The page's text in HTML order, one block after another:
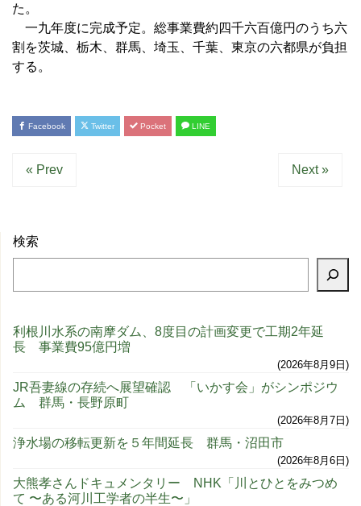
た。
一九年度に完成予定。総事業費約四千六百億円のうち六
割を茨城、栃木、群馬、埼玉、千葉、東京の六都県が負担
する。
Facebook Twitter Pocket LINE
« Prev Next »
検索
利根川水系の南摩ダム、8度目の計画変更で工期2年延
長 事業費95億円増
2026年8月9日
JR吾妻線の存続へ展望確認 「いかす会」がシンポジウ
ム 群馬・長野原町
2026年8月7日
浄水場の移転更新を５年間延長 群馬・沼田市
2026年8月6日
大熊孝さんドキュメンタリー NHK「川とひとをみつめ
て 〜ある河川工学者の半生〜」